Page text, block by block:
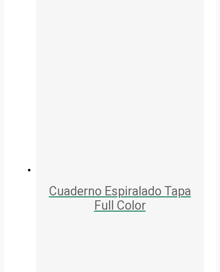
Cuaderno Espiralado Tapa
Full Color